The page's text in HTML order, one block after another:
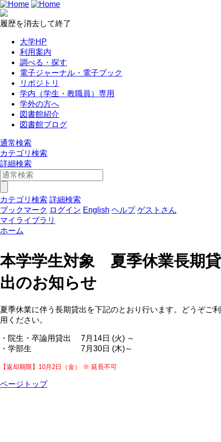
履歴を消去して終了
大学HP
利用案内
調べる・探す
電子ジャーナル・電子ブック
リポジトリ
学内（学生・教職員）専用
学外の方へ
図書館紹介
図書館ブログ
通常検索
カテゴリ検索
詳細検索
カテゴリ検索 詳細検索
ブックマーク ログイン English ヘルプ ゲストさん
マイライブラリ
ホーム
本学学生対象 夏季休業長期貸
出のお知らせ
夏季休業に伴う長期貸出を下記のとおり行います。どうぞご利
用ください。
・院生・卒論用貸出 7月14日 (火) ～
・学部生 7月30日 (木)～
【返却期限】10月2日（金） ※ 延長不可
ページトップ